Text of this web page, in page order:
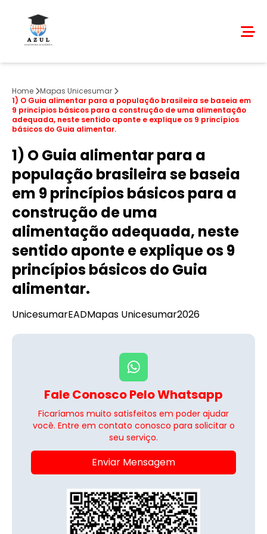
Home
Mapas Unicesumar
1) O Guia alimentar para a população brasileira se baseia em
9 princípios básicos para a construção de uma alimentação
adequada, neste sentido aponte e explique os 9 princípios
básicos do Guia alimentar.
1) O Guia alimentar para a
população brasileira se baseia
em 9 princípios básicos para a
construção de uma
alimentação adequada, neste
sentido aponte e explique os 9
princípios básicos do Guia
alimentar.
UnicesumarEADMapas Unicesumar2026
Fale Conosco Pelo Whatsapp
Ficaríamos muito satisfeitos em poder ajudar
você. Entre em contato conosco para solicitar o
seu serviço.
Enviar Mensagem